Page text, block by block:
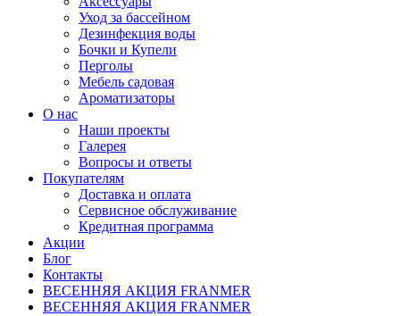
Уход за бассейном
Дезинфекция воды
Бочки и Купели
Перголы
Мебель садовая
Ароматизаторы
О нас
Наши проекты
Галерея
Вопросы и ответы
Покупателям
Доставка и оплата
Сервисное обслуживание
Кредитная программа
Акции
Блог
Контакты
ВЕСЕННЯЯ АКЦИЯ FRANMER
ВЕСЕННЯЯ АКЦИЯ FRANMER